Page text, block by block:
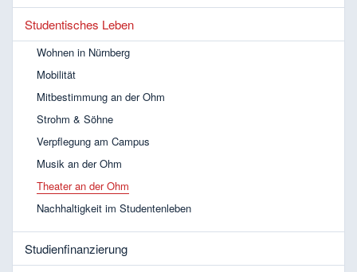
Studentisches Leben
Wohnen in Nürnberg
Mobilität
Mitbestimmung an der Ohm
Strohm & Söhne
Verpflegung am Campus
Musik an der Ohm
Theater an der Ohm
Nachhaltigkeit im Studentenleben
Studienfinanzierung